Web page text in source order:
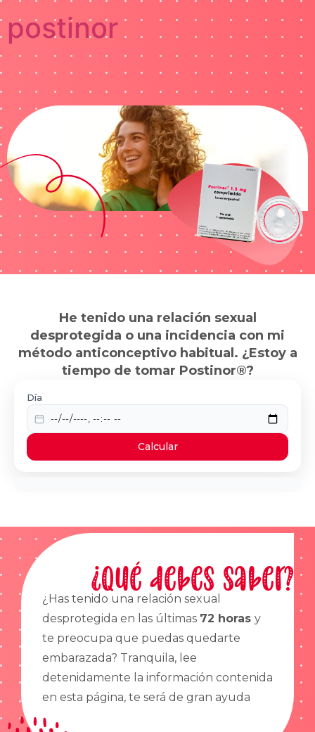
postinor
He tenido una relación sexual
desprotegida o una incidencia con mi
método anticonceptivo habitual. ¿Estoy a
tiempo de tomar Postinor®?
Día
Calcular
¿Qué debes saber?
¿Has tenido una relación sexual
desprotegida en las últimas 72 horas y
te preocupa que puedas quedarte
embarazada? Tranquila, lee
detenidamente la información contenida
en esta página, te será de gran ayuda